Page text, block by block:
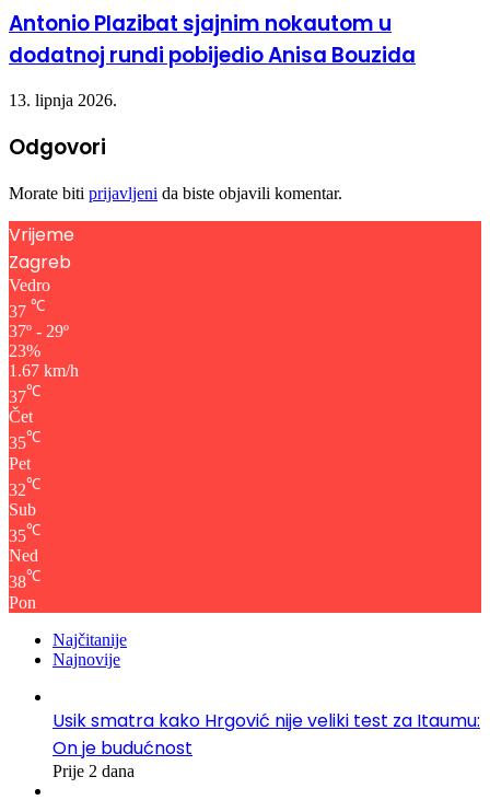
Antonio Plazibat sjajnim nokautom u
dodatnoj rundi pobijedio Anisa Bouzida
13. lipnja 2026.
Odgovori
Morate biti prijavljeni da biste objavili komentar.
Vrijeme
Zagreb
Vedro
37 ℃
37º - 29º
23%
1.67 km/h
37℃
Čet
35℃
Pet
32℃
Sub
35℃
Ned
38℃
Pon
Najčitanije
Najnovije
Usik smatra kako Hrgović nije veliki test za Itaumu:
On je budućnost
Prije 2 dana